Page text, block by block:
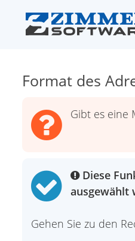
Format des
Gibt es eine
Diese
ausgewählt
Gehen Sie zu den